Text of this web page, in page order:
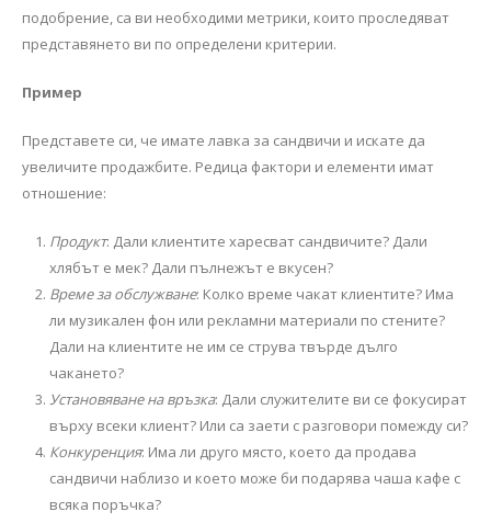
подобрение, са ви необходими метрики, които проследяват
представянето ви по определени критерии.
Пример
Представете си, че имате лавка за сандвичи и искате да
увеличите продажбите. Редица фактори и елементи имат
отношение:
Продукт: Дали клиентите харесват сандвичите? Дали
хлябът е мек? Дали пълнежът е вкусен?
Време за обслужване: Колко време чакат клиентите? Има
ли музикален фон или рекламни материали по стените?
Дали на клиентите не им се струва твърде дълго
чакането?
Установяване на връзка: Дали служителите ви се фокусират
върху всеки клиент? Или са заети с разговори помежду си?
Конкуренция: Има ли друго място, което да продава
сандвичи наблизо и което може би подарява чаша кафе с
всяка поръчка?